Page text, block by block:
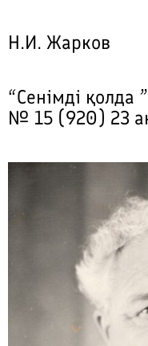
Н.И. Жарков
“Сенімді қолда
№ 15 (920) 23